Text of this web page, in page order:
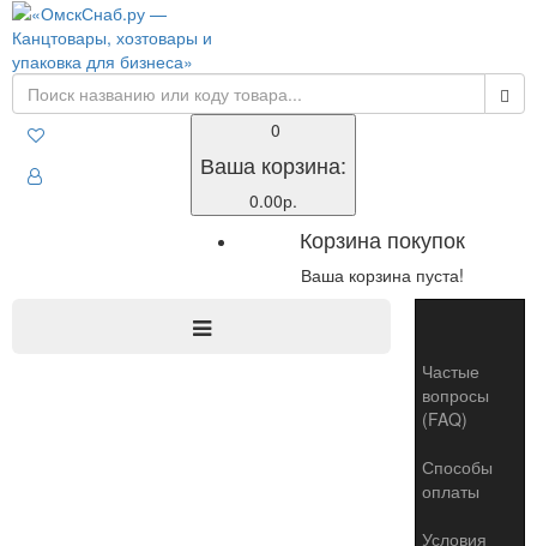
0
Ваша корзина:
0.00р.
Корзина покупок
Ваша корзина пуста!
Частые
вопросы
(FAQ)
Способы
оплаты
Условия